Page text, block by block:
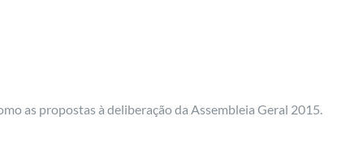
as propostas à deliberação da Assembleia Geral 2015.